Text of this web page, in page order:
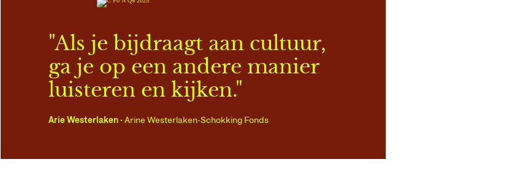
"Als je bijdraagt aan cultuur,
ga je op een andere manier
luisteren en kijken."
Arie Westerlaken · Arine Westerlaken-Schokking Fonds